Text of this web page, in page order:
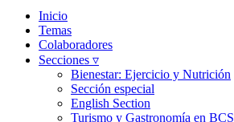
Inicio
Temas
Colaboradores
Secciones ▿
Bienestar: Ejercicio y Nutrición
Sección especial
English Section
Turismo y Gastronomía en BCS